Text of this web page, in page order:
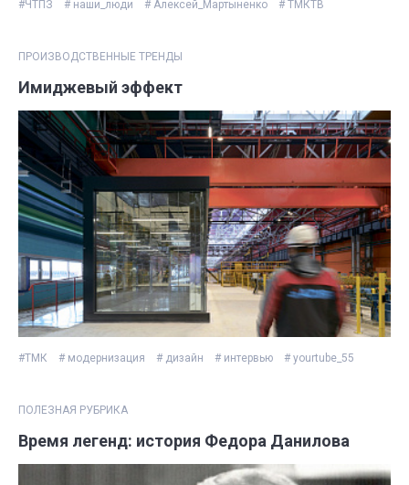
#ЧТПЗ # наши_люди # Алексей_Мартыненко # ТМКТВ
ПРОИЗВОДСТВЕННЫЕ ТРЕНДЫ
Имиджевый эффект
#ТМК # модернизация # дизайн # интервью # yourtube_55
ПОЛЕЗНАЯ РУБРИКА
Время легенд: история Федора Данилова